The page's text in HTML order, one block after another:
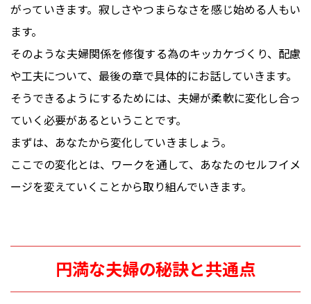
がっていきます。寂しさやつまらなさを感じ始める人もい
ます。
そのような夫婦関係を修復する為のキッカケづくり、配慮
や工夫について、最後の章で具体的にお話していきます。
そうできるようにするためには、夫婦が柔軟に変化し合っ
ていく必要があるということです。
まずは、あなたから変化していきましょう。
ここでの変化とは、ワークを通して、あなたのセルフイメ
ージを変えていくことから取り組んでいきます。
円満な夫婦の秘訣と共通点